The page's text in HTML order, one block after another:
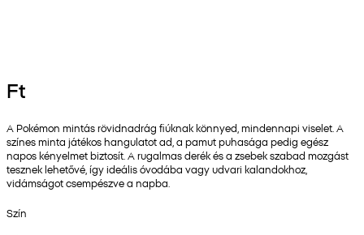
Ft
A Pokémon mintás rövidnadrág fiúknak könnyed, mindennapi viselet. A
színes minta játékos hangulatot ad, a pamut puhasága pedig egész
napos kényelmet biztosít. A rugalmas derék és a zsebek szabad mozgást
tesznek lehetővé, így ideális óvodába vagy udvari kalandokhoz,
vidámságot csempészve a napba.
Szín